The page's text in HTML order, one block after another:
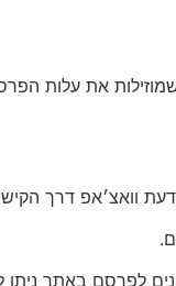
של 50 ש״ח לפרסום (ניתן לרכוש חבילות
וואצ׳אפ דרך
לפרסם באתר ניתן